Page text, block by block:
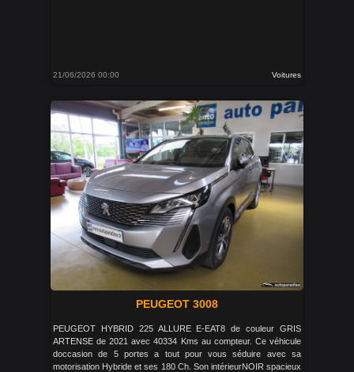
21/06/2026 00:00 Voitures
PEUGEOT 3008
PEUGEOT HYBRID 225 ALLURE E-EAT8 de couleur GRIS
ARTENSE de 2021 avec 40334 Kms au compteur. Ce véhicule
doccasion de 5 portes a tout pour vous séduire avec sa
motorisation Hybride et ses 180 Ch. Son intérieurNOIR spacieux